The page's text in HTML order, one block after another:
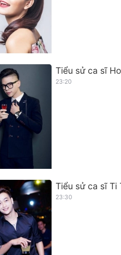
Tiểu sử ca sĩ
23:20
Tiểu sử ca sĩ Ti
23:30